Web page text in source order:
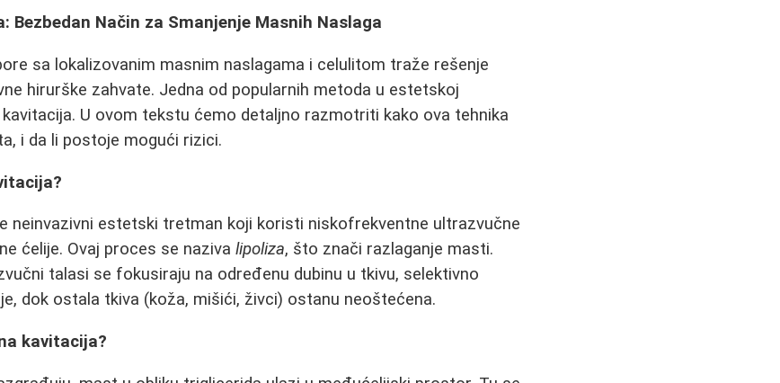
Bezbedan Način za Smanjenje Masnih Naslaga
sa lokalizovanim masnim naslagama i celulitom traže rešenje
hirurške zahvate. Jedna od popularnih metoda u estetskoj
U ovom tekstu ćemo detaljno razmotriti kako ova tehnika
i da li postoje mogući rizici.
neinvazivni estetski tretman koji koristi niskofrekventne ultrazvučne
ćelije. Ovaj proces se nazivalipoliza, što znači razlaganje masti.
talasi se fokusiraju na određenu dubinu u tkivu, selektivno
dok ostala tkiva (koža, mišići, živci) ostanu neoštećena.
kavitacija?